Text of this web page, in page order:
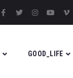
GOOD_LIFE